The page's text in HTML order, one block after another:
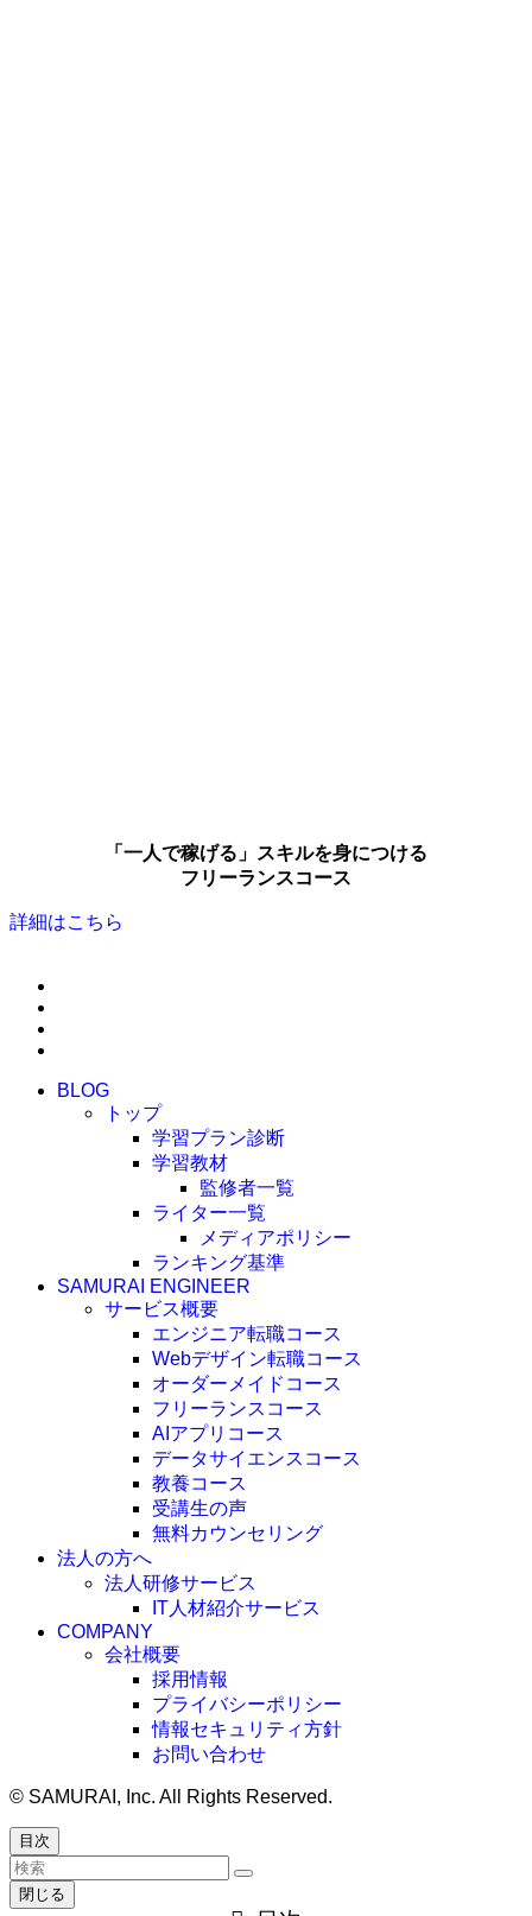
「一人で稼げる」スキルを身につける
フリーランスコース
詳細はこちら
BLOG
トップ
学習プラン診断
学習教材
監修者一覧
ライター一覧
メディアポリシー
ランキング基準
SAMURAI ENGINEER
サービス概要
エンジニア転職コース
Webデザイン転職コース
オーダーメイドコース
フリーランスコース
AIアプリコース
データサイエンスコース
教養コース
受講生の声
無料カウンセリング
法人の方へ
法人研修サービス
IT人材紹介サービス
COMPANY
会社概要
採用情報
プライバシーポリシー
情報セキュリティ方針
お問い合わせ
© SAMURAI, Inc. All Rights Reserved.
目次
閉じる